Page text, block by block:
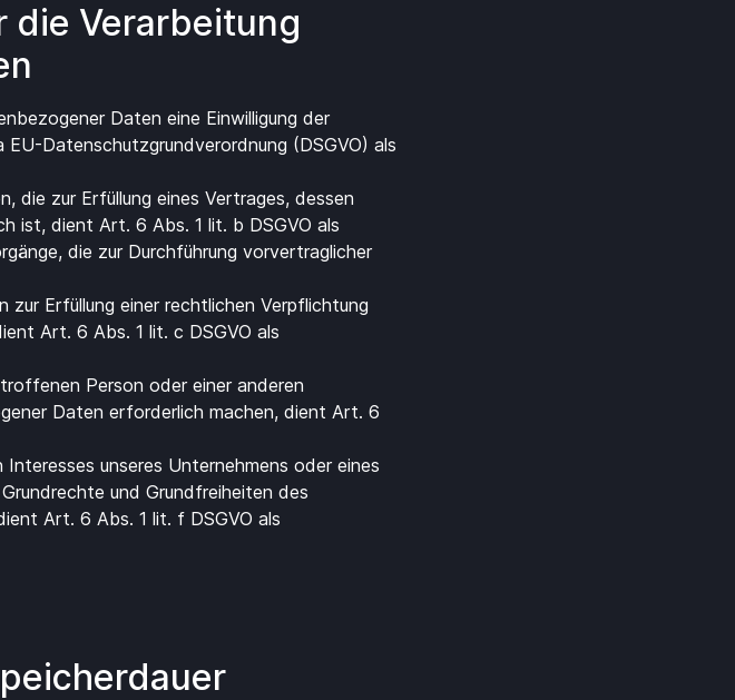
die Verarbeitung
Daten eine Einwilligung der
Datenschutzgrundverordnung (DSGVO) als
die zur Erfüllung eines Vertrages, dessen
ist, dient Art. 6 Abs. 1 lit. b DSGVO als
die zur Durchführung vorvertraglicher
Erfüllung einer rechtlichen Verpflichtung
Art. 6 Abs. 1 lit. c DSGVO als
Person oder einer anderen
Daten erforderlich machen, dient Art. 6
unseres Unternehmens oder eines
und Grundfreiheiten des
Art. 6 Abs. 1 lit. f DSGVO als